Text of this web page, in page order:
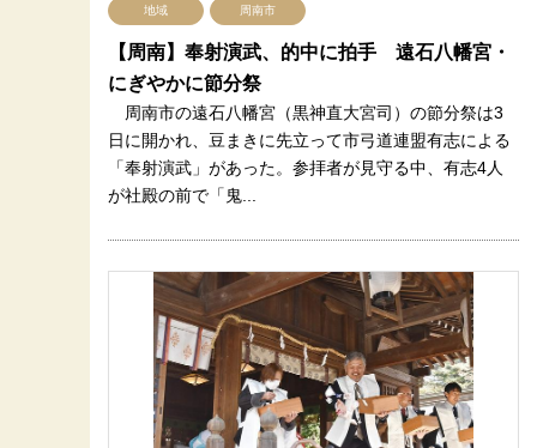
地域 周南市
【周南】奉射演武、的中に拍手 遠石八幡宮・
にぎやかに節分祭
周南市の遠石八幡宮（黒神直大宮司）の節分祭は3
日に開かれ、豆まきに先立って市弓道連盟有志による
「奉射演武」があった。参拝者が見守る中、有志4人
が社殿の前で「鬼...